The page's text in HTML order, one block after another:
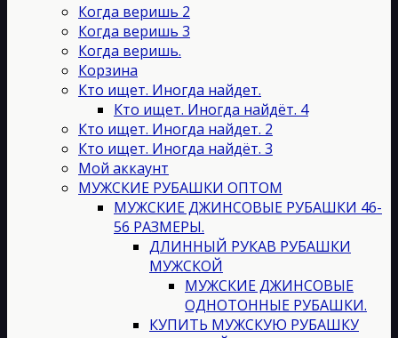
Когда веришь 2
Когда веришь 3
Когда веришь.
Корзина
Кто ищет. Иногда найдет.
Кто ищет. Иногда найдёт. 4
Кто ищет. Иногда найдет. 2
Кто ищет. Иногда найдёт. 3
Мой аккаунт
МУЖСКИЕ РУБАШКИ ОПТОМ
МУЖСКИЕ ДЖИНСОВЫЕ РУБАШКИ 46-
56 РАЗМЕРЫ.
ДЛИННЫЙ РУКАВ РУБАШКИ
МУЖСКОЙ
МУЖСКИЕ ДЖИНСОВЫЕ
ОДНОТОННЫЕ РУБАШКИ.
КУПИТЬ МУЖСКУЮ РУБАШКУ